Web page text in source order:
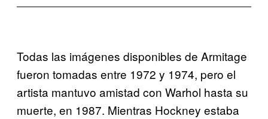
Todas las imágenes disponibles de Armitage
fueron tomadas entre 1972 y 1974, pero el
artista mantuvo amistad con Warhol hasta su
muerte, en 1987. Mientras Hockney estaba